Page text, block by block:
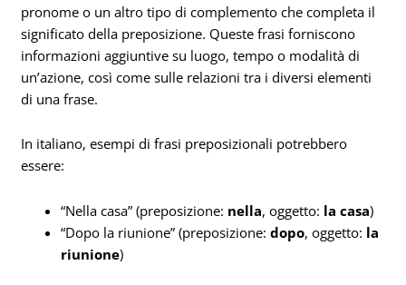
pronome o un altro tipo di complemento che completa il
significato della preposizione. Queste frasi forniscono
informazioni aggiuntive su luogo, tempo o modalità di
un’azione, così come sulle relazioni tra i diversi elementi
di una frase.
In italiano, esempi di frasi preposizionali potrebbero
essere:
“Nella casa” (preposizione: nella, oggetto: la casa)
“Dopo la riunione” (preposizione:dopo, oggetto: la
riunione)